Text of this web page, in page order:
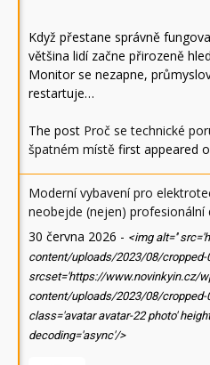
Když přestane správně
většina lidí začne přirozeně
Monitor se nezapne,
restartuje…
The post Proč se technické
špatném místě first appeared
Moderní vybavení pro
neobejde (nejen) profesionální
30 června 2026 - <img alt=''
content/uploads/2023/08/cropped-
srcset='https://www.novinkyin.cz/
content/uploads/2023/08/cropped-
class='avatar avatar-22 photo'
decoding='async'/>